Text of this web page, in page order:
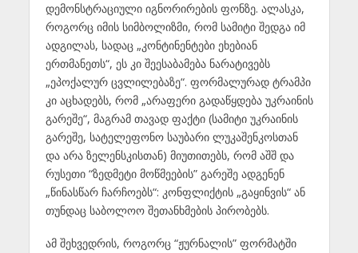
დემონსტრაციული იგნორირების ფონზე. ალასკა,
როგორც იმის სიმბოლიზმი, რომ სამიტი შედგა იმ
ადგილას, სადაც „კონტინენტები ეხებიან
ერთმანეთს“, ეს კი შეესაბამება ნარატივებს
„ეპოქალურ ცვლილებაზე“. ფორმალურად ტრამპი
კი აცხადებს, რომ „არაფერი გადაწყდება უკრაინის
გარეშე“, მაგრამ თავად ფაქტი (სამიტი უკრაინის
გარეშე, სატელეფონო საუბარი ლუკაშენკოსთან
და არა ზელენსკისთან) მიუთითებს, რომ აშშ და
რუსეთი “ზედმეტი მოწმეების” გარეშე ადგენენ
„წინასწარ ჩარჩოებს“: კონფლიქტის „გაყინვის“ ან
თუნდაც საბოლოო შეთანხმების პირობებს.
ამ შეხვედრის, როგორც “ჟურნალის” ფორმატში